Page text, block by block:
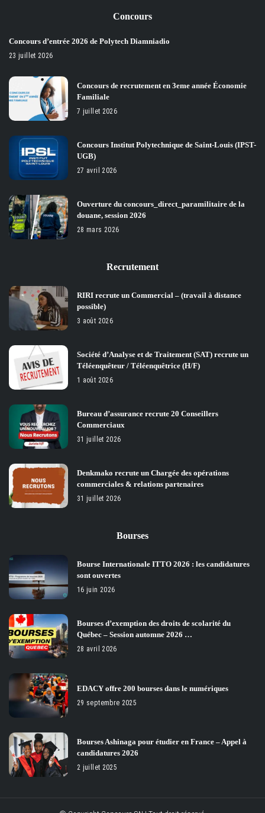
Concours
Concours d’entrée 2026 de Polytech Diamniadio
23 juillet 2026
Concours de recrutement en 3eme année Économie
Familiale
7 juillet 2026
Concours Institut Polytechnique de Saint-Louis (IPST-
UGB)
27 avril 2026
Ouverture du concours_direct_paramilitaire de la
douane, session 2026
28 mars 2026
Recrutement
RIRI recrute un Commercial – (travail à distance
possible)
3 août 2026
Société d’Analyse et de Traitement (SAT) recrute un
Téléenquêteur / Téléenquêtrice (H/F)
1 août 2026
Bureau d’assurance recrute 20 Conseillers
Commerciaux
31 juillet 2026
Denkmako recrute un Chargée des opérations
commerciales & relations partenaires
31 juillet 2026
Bourses
Bourse Internationale ITTO 2026 : les candidatures
sont ouvertes
16 juin 2026
Bourses d’exemption des droits de scolarité du
Québec – Session automne 2026 …
28 avril 2026
EDACY offre 200 bourses dans le numériques
29 septembre 2025
Bourses Ashinaga pour étudier en France – Appel à
candidatures 2026
2 juillet 2025